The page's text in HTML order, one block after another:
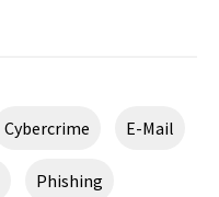
Cybercrime E-Mail
Phishing